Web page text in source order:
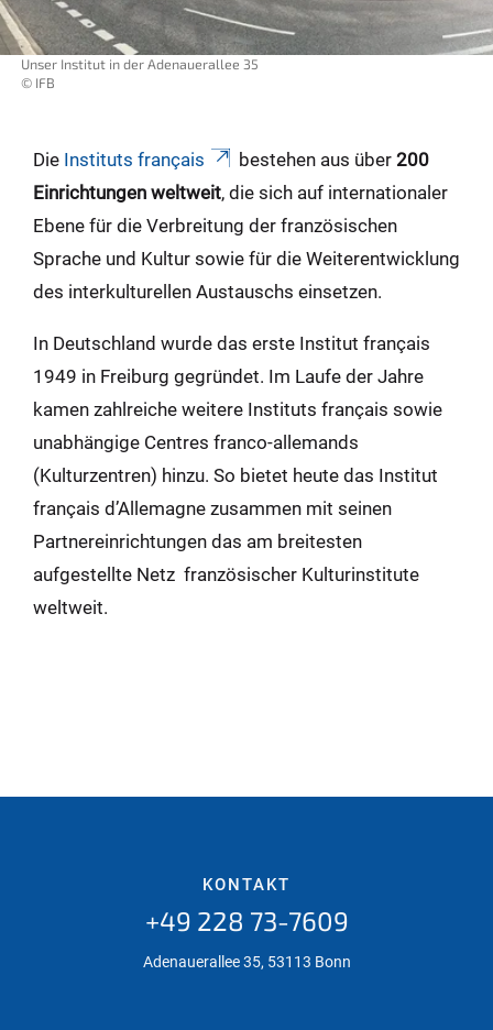
Unser Institut in der Adenauerallee 35
© IFB
Die Instituts français bestehen aus über 200
Einrichtungen weltweit, die sich auf internationaler
Ebene für die Verbreitung der französischen
Sprache und Kultur sowie für die Weiterentwicklung
des interkulturellen Austauschs einsetzen.
In Deutschland wurde das erste Institut français
1949 in Freiburg gegründet. Im Laufe der Jahre
kamen zahlreiche weitere Instituts français sowie
unabhängige Centres franco-allemands
(Kulturzentren) hinzu. So bietet heute das Institut
français d’Allemagne zusammen mit seinen
Partnereinrichtungen das am breitesten
aufgestellte Netz französischer Kulturinstitute
weltweit.
KONTAKT
+49 228 73-7609
Adenauerallee 35, 53113 Bonn